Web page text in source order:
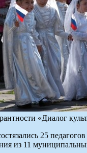
«Диалог
25
из 11